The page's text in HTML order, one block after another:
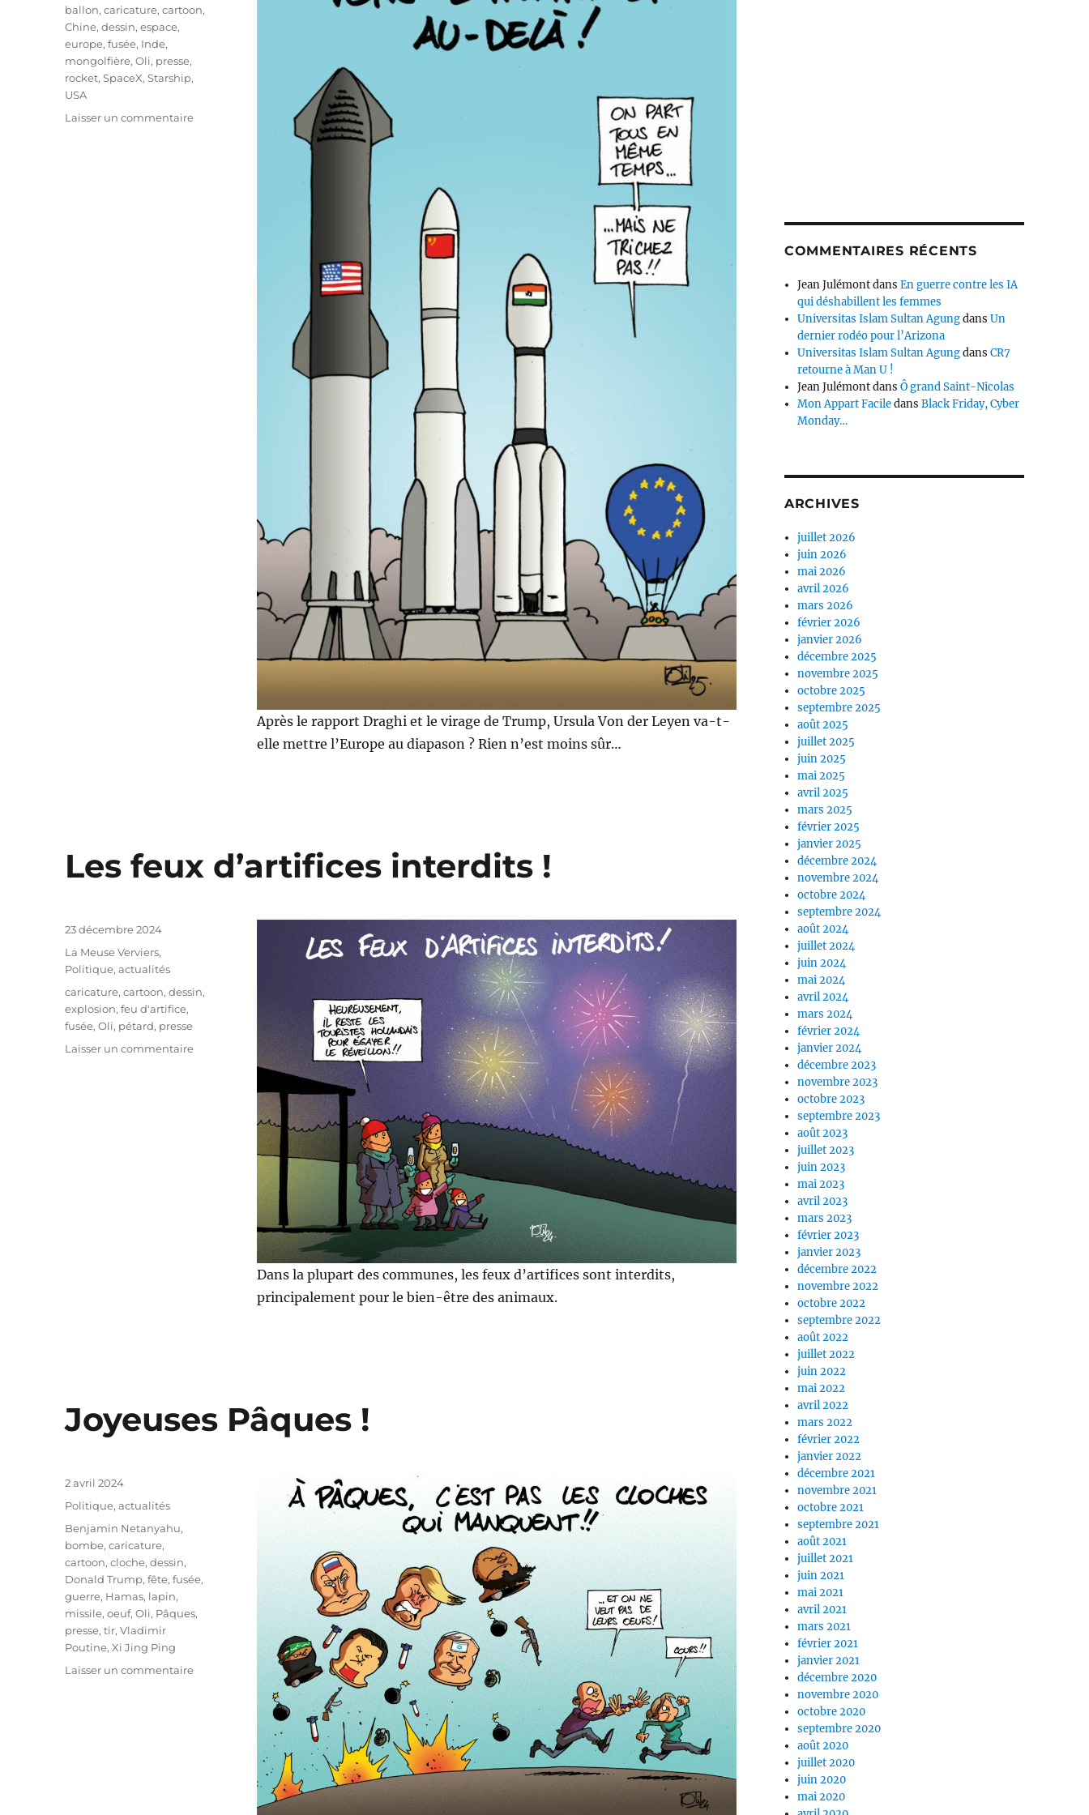
Après le rapport Draghi et le virage de Trump, Ursula Von der Leyen va-t-
elle mettre l’Europe au diapason ? Rien n’est moins sûr…
Étiquettes
ballon,caricature,cartoon,
Chine,dessin,espace,
europe,fusée, Inde,
mongolfière,Oli, presse,
rocket,SpaceX,Starship,
USA
Laisser un commentairesur
Les feux d’artifices interdits !
Dans la plupart des communes, les feux d’artifices sont interdits,
principalement pour le bien-être des animaux.
Publié
le
23 décembre 2024
Catégories
La Meuse Verviers,
Politique, actualités
Étiquettes
caricature,cartoon,dessin,
explosion,feu d'artifice,
fusée,Oli, pétard, presse
Laisser un commentairesur
Joyeuses Pâques !
Publié
2 avril 2024
Catégories
Politique, actualités
Étiquettes
Benjamin Netanyahu,
bombe,caricature,
cartoon,cloche,dessin,
Donald Trump,fête,fusée,
guerre, Hamas, lapin,
missile,oeuf,Oli, Pâques,
presse,tir,Vladimir
Poutine,Xi Jing Ping
Laisser un commentairesur
COMMENTAIRES RÉCENTS
Jean JulémontdansEn guerre contre les IA
qui déshabillent les femmes
Universitas Islam Sultan AgungdansUn
dernier rodéo pour l’Arizona
Universitas Islam Sultan AgungdansCR7
retourne à Man U !
Jean JulémontdansÔ grand Saint-Nicolas
Mon Appart FaciledansBlack Friday, Cyber
Monday…
ARCHIVES
juillet 2026
juin 2026
mai 2026
avril 2026
mars 2026
février 2026
janvier 2026
décembre 2025
novembre 2025
octobre 2025
septembre 2025
août 2025
juillet 2025
juin 2025
mai 2025
avril 2025
mars 2025
février 2025
janvier 2025
décembre 2024
novembre 2024
octobre 2024
septembre 2024
août 2024
juillet 2024
juin 2024
mai 2024
avril 2024
mars 2024
février 2024
janvier 2024
décembre 2023
novembre 2023
octobre 2023
septembre 2023
août 2023
juillet 2023
juin 2023
mai 2023
avril 2023
mars 2023
février 2023
janvier 2023
décembre 2022
novembre 2022
octobre 2022
septembre 2022
août 2022
juillet 2022
juin 2022
mai 2022
avril 2022
mars 2022
février 2022
janvier 2022
décembre 2021
novembre 2021
octobre 2021
septembre 2021
août 2021
juillet 2021
juin 2021
mai 2021
avril 2021
mars 2021
février 2021
janvier 2021
décembre 2020
novembre 2020
octobre 2020
septembre 2020
août 2020
juillet 2020
juin 2020
mai 2020